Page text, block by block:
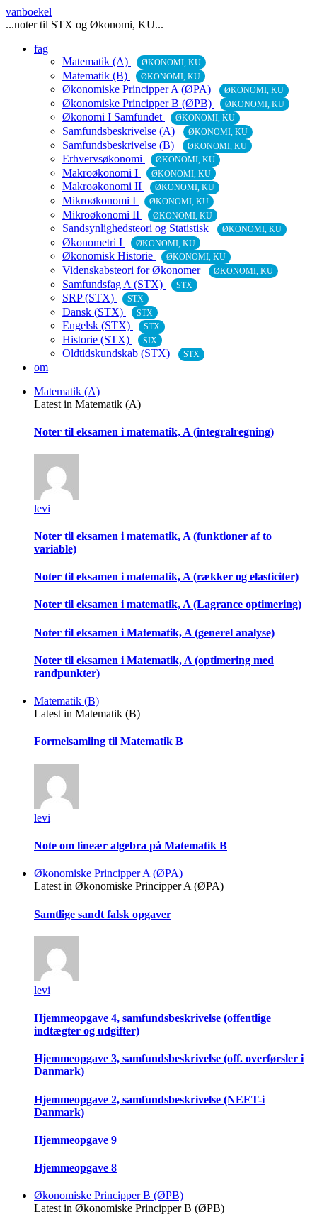
vanboekel
...noter til STX og Økonomi, KU...
fag
Matematik (A)
ØKONOMI, KU
Matematik (B) ØKONOMI, KU
Økonomiske Principper A (ØPA) ØKONOMI, KU
Økonomiske Principper B (ØPB) ØKONOMI, KU
Økonomi I Samfundet ØKONOMI, KU
Samfundsbeskrivelse (A) ØKONOMI, KU
Samfundsbeskrivelse (B) ØKONOMI, KU
Erhvervsøkonomi ØKONOMI, KU
Makroøkonomi I ØKONOMI, KU
Makroøkonomi II ØKONOMI, KU
Mikroøkonomi I ØKONOMI, KU
Mikroøkonomi II ØKONOMI, KU
Sandsynlighedsteori og Statistisk ØKONOMI, KU
Økonometri I ØKONOMI, KU
Økonomisk Historie ØKONOMI, KU
Videnskabsteori for Økonomer ØKONOMI, KU
Samfundsfag A (STX) STX
SRP (STX) STX
Dansk (STX) STX
Engelsk (STX) STX
Historie (STX) SIX
Oldtidskundskab (STX) STX
om
Matematik (A)
Latest in Matematik (A)
Noter til eksamen i matematik, A (integralregning)
levi
Noter til eksamen i matematik, A (funktioner af to
variable)
Noter til eksamen i matematik, A (rækker og elasticiter)
Noter til eksamen i matematik, A (Lagrance optimering)
Noter til eksamen i Matematik, A (generel analyse)
Noter til eksamen i Matematik, A (optimering med
randpunkter)
Matematik (B)
Latest in Matematik (B)
Formelsamling til Matematik B
levi
Note om lineær algebra på Matematik B
Økonomiske Principper A (ØPA)
Latest in Økonomiske Principper A (ØPA)
Samtlige sandt falsk opgaver
levi
Hjemmeopgave 4, samfundsbeskrivelse (offentlige
indtægter og udgifter)
Hjemmeopgave 3, samfundsbeskrivelse (off. overførsler i
Danmark)
Hjemmeopgave 2, samfundsbeskrivelse (NEET-i
Danmark)
Hjemmeopgave 9
Hjemmeopgave 8
Økonomiske Principper B (ØPB)
Latest in Økonomiske Principper B (ØPB)